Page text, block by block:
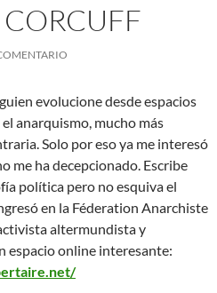
evolucione desde espacios
anarquismo, mucho más
Solo por eso ya me interesó
me ha decepcionado. Escribe
política pero no esquiva el
en la Féderation Anarchiste
altermundista y
espacio online interesante: